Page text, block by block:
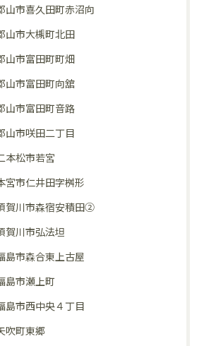
山市喜久田町赤沼向
山市大槻町北田
山市富田町町畑
山市富田町向舘
山市富田町音路
山市咲田二丁目
本松市若宮
宮市仁井田字桝形
賀川市森宿安積田②
賀川市弘法坦
島市森合東上古屋
島市瀬上町
島市西中央４丁目
吹町東郷